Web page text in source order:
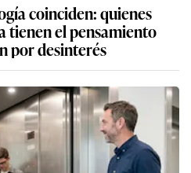
coinciden: quienes
tienen el pensamiento
por desinterés